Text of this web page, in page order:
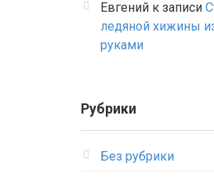
Евгений к записи
ледяной хижины
руками
Рубрики
Без рубрики